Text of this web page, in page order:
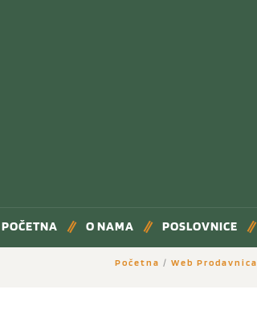
POČETNA O NAMA POSLOVNICE
Početna / Web Prodavnica